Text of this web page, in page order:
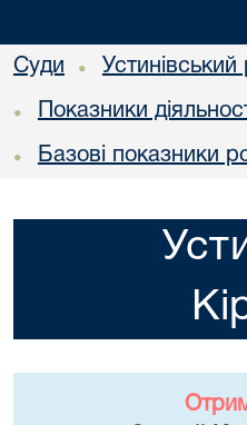
Суди • Устинівський
• Показники
• Базові показники